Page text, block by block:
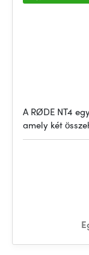
A RØDE NT4
amely két